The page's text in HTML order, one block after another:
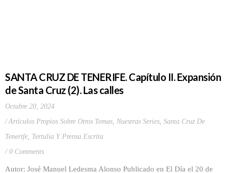
SANTA CRUZ DE TENERIFE. Capítulo II. Expansión
de Santa Cruz (2). Las calles
Octubre 20, 2024
Artículos Propios Sobre Otros Temas, Nuestras Series, Santa Cruz De
Tenerife, Tertulia Y Prensa Escrita
0 Comments
Autor: José Manuel Ledesma Alonso Publicado en El Día el 20 de